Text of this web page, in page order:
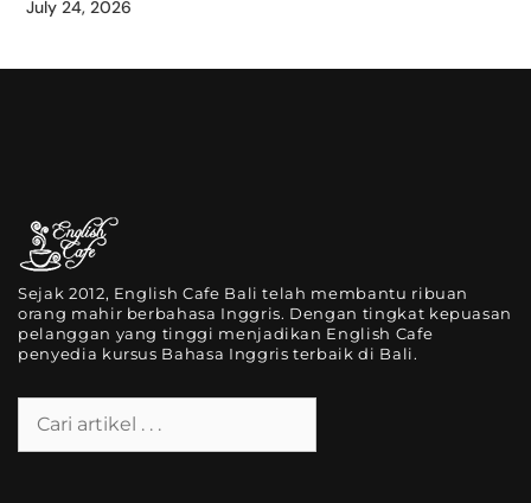
July 24, 2026
Sejak 2012, English Cafe Bali telah membantu ribuan
orang mahir berbahasa Inggris. Dengan tingkat kepuasan
pelanggan yang tinggi menjadikan English Cafe
penyedia kursus Bahasa Inggris terbaik di Bali.